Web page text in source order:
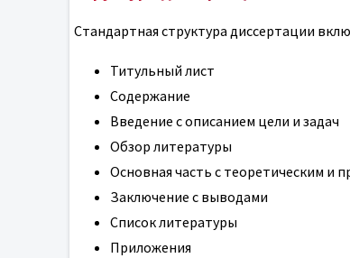
Стандартная структура диссертации
Титульный лист
Содержание
Введение с описанием цели и задач
Обзор литературы
Основная часть с теоретическим и
Заключение с выводами
Список литературы
Приложения